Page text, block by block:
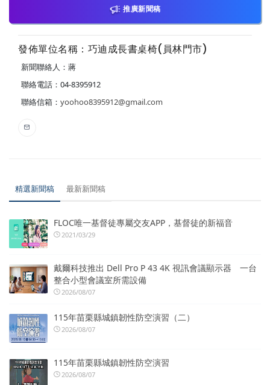
推廣新聞稿
發佈單位名稱：巧迪成長書桌椅(員林門市)
新聞聯絡人：蔣
聯絡電話：04-8395912
聯絡信箱： yoohoo8395912@gmail.com
精選新聞稿 最新新聞稿
FLOC唯一基督徒專屬交友APP，基督徒的新福音
2021/03/29
戴爾科技推出 Dell Pro P 43 4K 視訊會議顯示器 一台
整合小型會議室所需設備
2026/08/07
115年苗栗縣城鎮韌性防空演習（二）
2026/08/07
115年苗栗縣城鎮韌性防空演習
2026/08/07